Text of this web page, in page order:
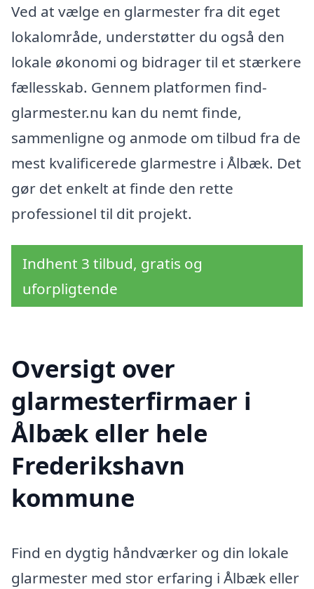
Ved at vælge en glarmester fra dit eget
lokalområde, understøtter du også den
lokale økonomi og bidrager til et stærkere
fællesskab. Gennem platformen find-
glarmester.nu kan du nemt finde,
sammenligne og anmode om tilbud fra de
mest kvalificerede glarmestre i Ålbæk. Det
gør det enkelt at finde den rette
professionel til dit projekt.
Indhent 3 tilbud, gratis og
uforpligtende
Oversigt over
glarmesterfirmaer i
Ålbæk eller hele
Frederikshavn
kommune
Find en dygtig håndværker og din lokale
glarmester med stor erfaring i Ålbæk eller